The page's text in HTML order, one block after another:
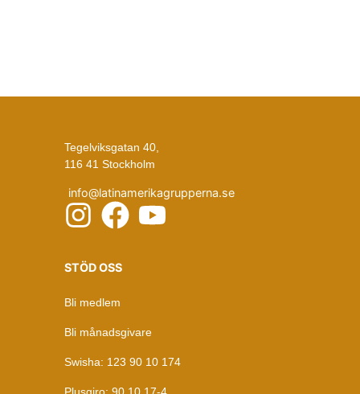
Tegelviksgatan 40,
116 41 Stockholm
info@latinamerikagrupperna.se
STÖD OSS
Bli medlem
Bli månadsgivare
Swisha: 123 90 10 174
Plusgiro: 90 10 17-4